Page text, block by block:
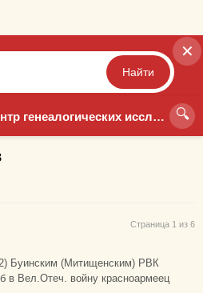
Латыпов - Центр генеалогических исследований 🔍
✕
Найти
Неточный
Страница 1 из 6
Буинским (Митищенским) РВК
в Вел.Отеч. войну красноармеец